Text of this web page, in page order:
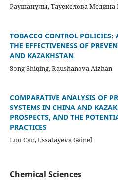
Раушанұлы, Тауекелова Медина
TOBACCO CONTROL POLICIES:
THE EFFECTIVENESS OF
AND KAZAKHSTAN
Song Shiqing, Raushanova Aizhan
COMPARATIVE ANALYSIS OF
SYSTEMS IN CHINA AND
PROSPECTS, AND THE
PRACTICES
Luo Can, Ussatayeva Gainel
Chemical Sciences